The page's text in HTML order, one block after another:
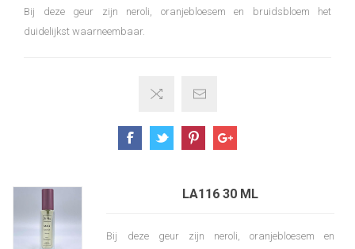
Bij deze geur zijn neroli, oranjebloesem en bruidsbloem het
duidelijkst waarneembaar.
LA116 30 ML
Bij deze geur zijn neroli, oranjebloesem en